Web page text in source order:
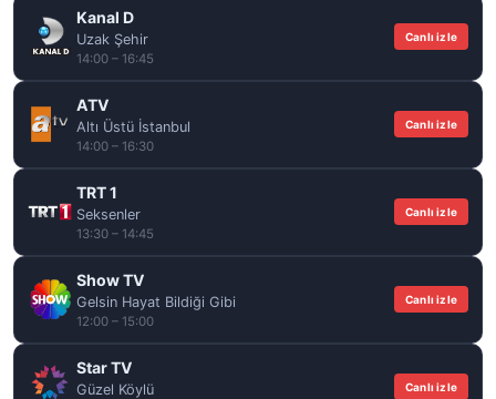
Kanal D
Uzak Şehir
14:00 – 16:45
Canlı izle
ATV
Altı Üstü İstanbul
14:00 – 16:30
Canlı izle
TRT 1
Seksenler
13:30 – 14:45
Canlı izle
Show TV
Gelsin Hayat Bildiği Gibi
12:00 – 15:00
Canlı izle
Star TV
Güzel Köylü Canlı izle